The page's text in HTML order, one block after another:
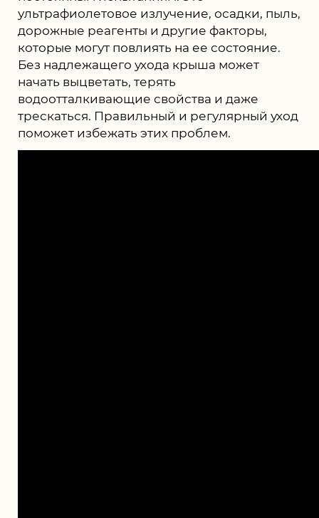
ультрафиолетовое излучение, осадки, пыль,
дорожные реагенты и другие факторы,
которые могут повлиять на ее состояние.
Без надлежащего ухода крыша может
начать выцветать, терять
водоотталкивающие свойства и даже
трескаться. Правильный и регулярный уход
поможет избежать этих проблем.